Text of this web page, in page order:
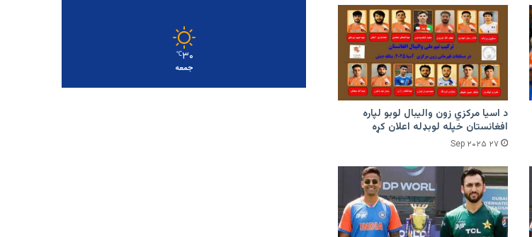
د اسیا مرکزي زون والیبال لوبو لپاره
افغانستان خپله لوبډله اعلان کړه
۲۷ Sep ۲۰۲۵
۳۰℃
جمعه